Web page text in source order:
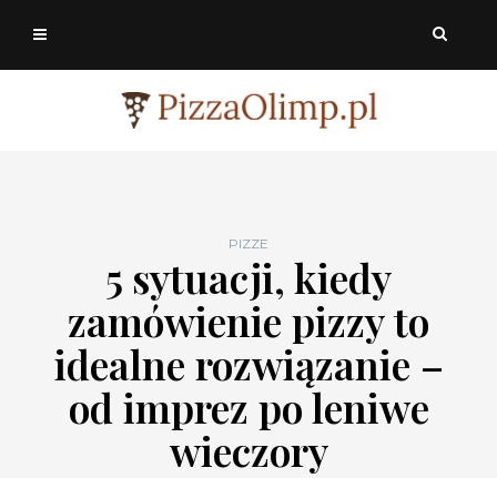
PIZZE
5 sytuacji, kiedy
zamówienie pizzy to
idealne rozwiązanie –
od imprez po leniwe
wieczory